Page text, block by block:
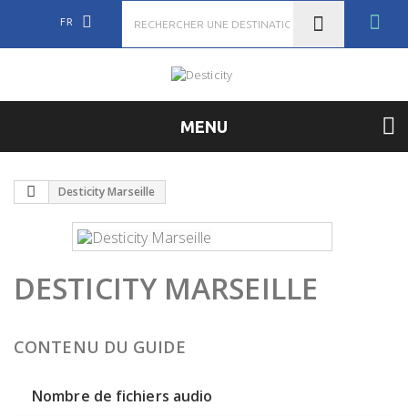
FR
MENU
Desticity Marseille
DESTICITY MARSEILLE
CONTENU DU GUIDE
Nombre de fichiers audio